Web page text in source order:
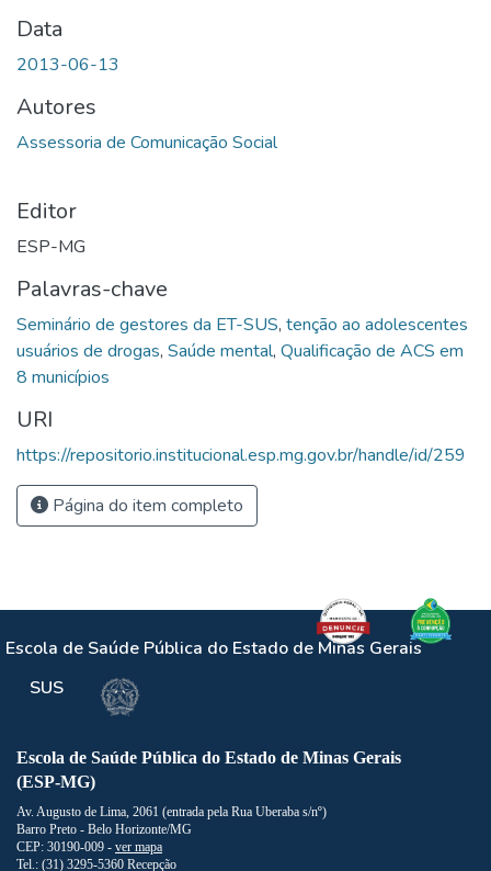
Data
2013-06-13
Autores
Assessoria de Comunicação Social
Editor
ESP-MG
Palavras-chave
Seminário de gestores da ET-SUS, tenção ao adolescentes
usuários de drogas, Saúde mental, Qualificação de ACS em
8 municípios
URI
https://repositorio.institucional.esp.mg.gov.br/handle/id/259
Página do item completo
Escola de Saúde Pública do Estado de Minas Gerais
SUS
Escola de Saúde Pública do Estado de Minas Gerais
(ESP-MG)
Av. Augusto de Lima, 2061 (entrada pela Rua Uberaba s/nº)
Barro Preto - Belo Horizonte/MG
CEP: 30190-009 - ver mapa
Tel.: (31) 3295-5360 Recepção